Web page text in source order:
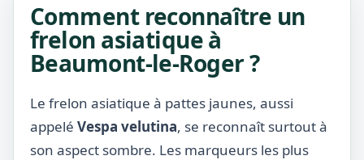
Comment reconnaître un
frelon asiatique à
Beaumont-le-Roger ?
Le frelon asiatique à pattes jaunes, aussi
appelé Vespa velutina, se reconnaît surtout à
son aspect sombre. Les marqueurs les plus